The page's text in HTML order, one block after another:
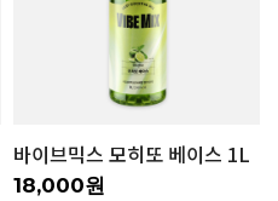
바이브믹스 모히또 베이스 1L
18,000원